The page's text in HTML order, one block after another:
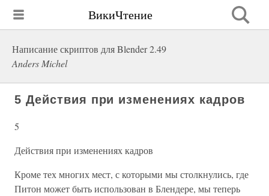
ВикиЧтение
Написание скриптов для Blender 2.49
Anders Michel
5 Действия при изменениях кадров
5
Действия при изменениях кадров
Кроме тех многих мест, с которыми мы столкнулись, где
Питон может быть использован в Блендере, мы теперь